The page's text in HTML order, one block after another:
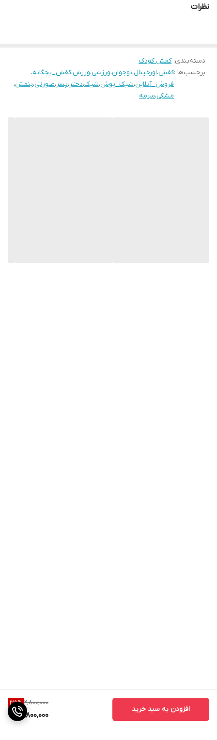
2,800,000
35%
1,800,000
افزودن به سبد خرید
رنگ بندی: مـــشکی، ســــرمه ای، ســـــفید
۲۸مناسب پای ۱۷.۵ سانت
۲۹ مناسب پای ۱۸سانــــت
نظرات
دسته‌بندی:کفش کودک
برچسب‌ها :کفش،اورجینال،نوجوان،ورزشی،ورزش،کفش_بچگانه،
فروش_آنلاین،شیک_پوش،شیک،دختر،پسر،صورتی،بنفش،
مشکی،سرمه